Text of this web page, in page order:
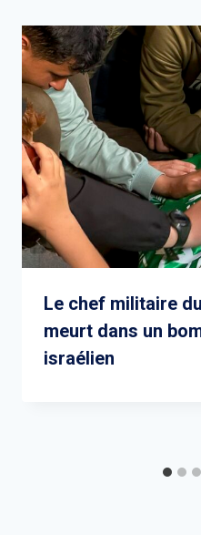
Le chef militaire
meurt dans un
israélien